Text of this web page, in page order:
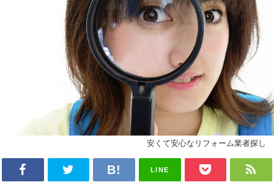
安くて安心なリフォーム業者探し
LINE